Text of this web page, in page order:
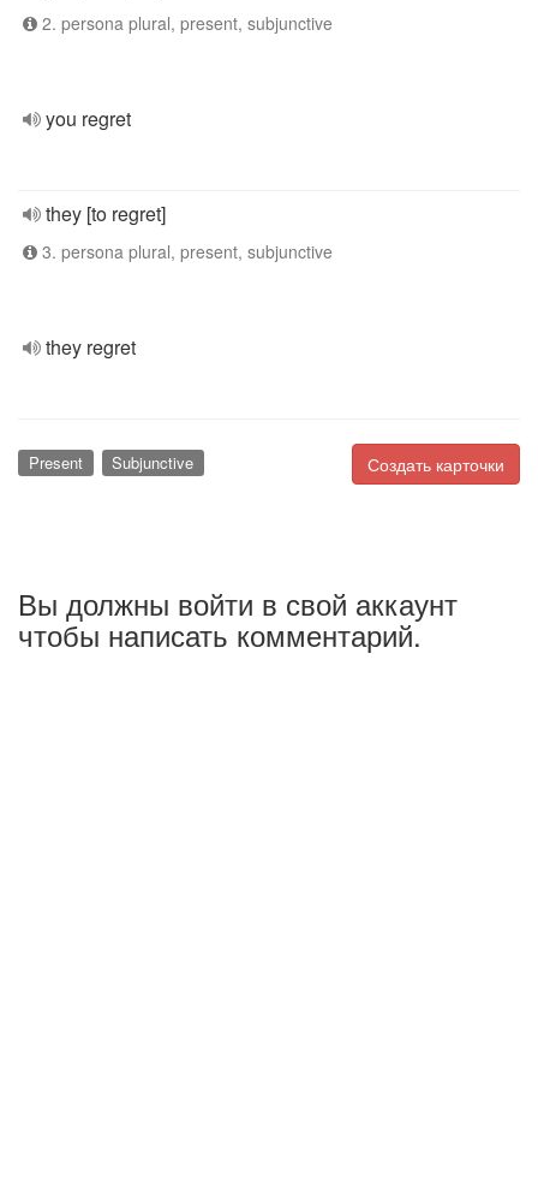
2. persona plural, present, subjunctive
you regret
they [to regret]
3. persona plural, present, subjunctive
they regret
Создать карточки
Present Subjunctive
Вы должны войти в свой аккаунт
чтобы написать комментарий.